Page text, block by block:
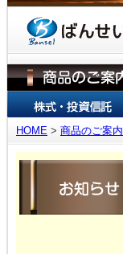
HOME > 商品のご案内